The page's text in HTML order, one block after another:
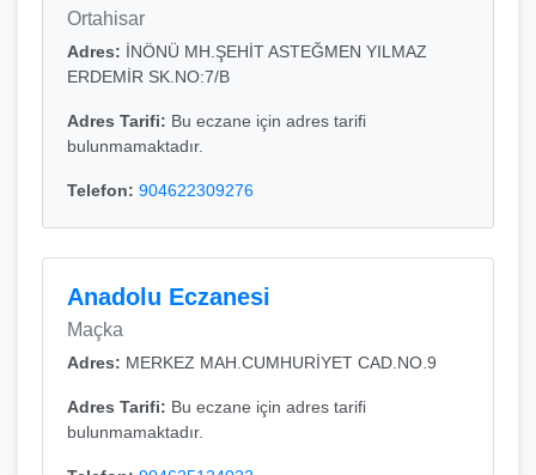
Ortahisar
Adres: İNÖNÜ MH.ŞEHİT ASTEĞMEN YILMAZ
ERDEMİR SK.NO:7/B
Adres Tarifi: Bu eczane için adres tarifi
bulunmamaktadır.
Telefon: 904622309276
Anadolu Eczanesi
Maçka
Adres: MERKEZ MAH.CUMHURİYET CAD.NO.9
Adres Tarifi: Bu eczane için adres tarifi
bulunmamaktadır.